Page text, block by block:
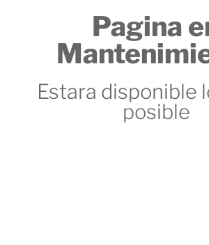
Pagina
Estara disponible
posible